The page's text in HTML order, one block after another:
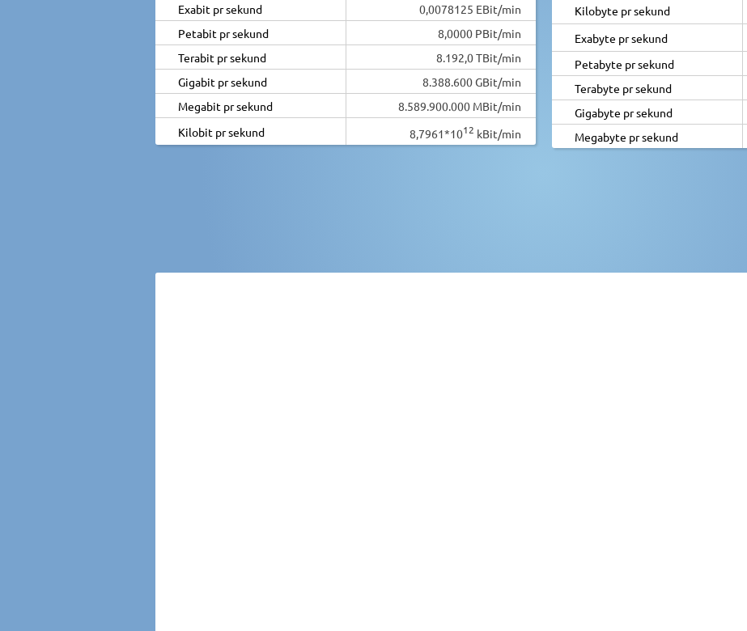
Exabit pr sekund
0,0078125 EBit/min
Petabit pr sekund
8,0000 PBit/min
Terabit pr sekund
8.192,0 TBit/min
Gigabit pr sekund
8.388.600 GBit/min
Megabit pr sekund
8.589.900.000 MBit/min
Kilobit pr sekund
8,7961*1012 kBit/min
Kilobyte pr sekund
Exabyte pr sekund
Petabyte pr sekund
Terabyte pr sekund
Gigabyte pr sekund
Megabyte pr sekund